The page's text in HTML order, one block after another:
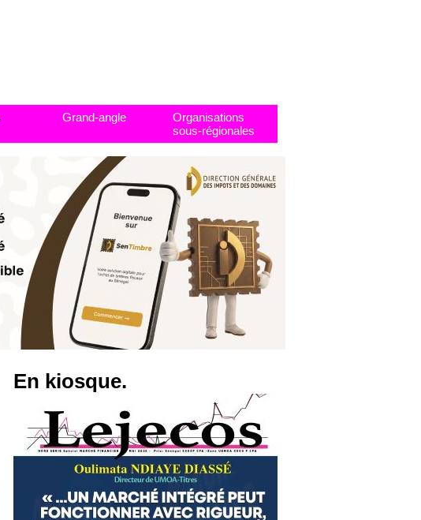
Grand-angle
Organisations
sous-régionales
En kiosque.